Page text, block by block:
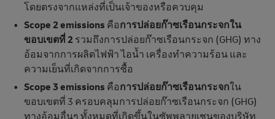
โดยตรงจากแหล่งที่เป็นเจ้าของหรือควบคุม
Scope 2 emissions คือการปล่อยก๊าซเรือนกระจกใน
ขอบเขตที่ 2 รวมถึงการปล่อยก๊าซเรือนกระจก (GHG) ทาง
อ้อมจากการผลิตไฟฟ้า ไอน้ำ เครื่องทําความร้อน และ
ความเย็นที่เกิดจากการซื้อ
Scope 3 emissions คือการปล่อยก๊าซเรือนกระจกใน
ขอบเขตที่ 3 ครอบคลุมการปล่อยก๊าซเรือนกระจก (GHG)
ทางอ้อมอื่นๆ ทั้งหมดที่เกิดขึ้นในซัพพลายเชนของบริษัท